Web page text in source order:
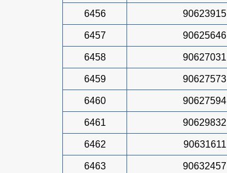
6456 90623915
6457 90625646
6458 90627031
6459 90627573
6460 90627594
6461 90629832
6462 90631611
6463 90632457